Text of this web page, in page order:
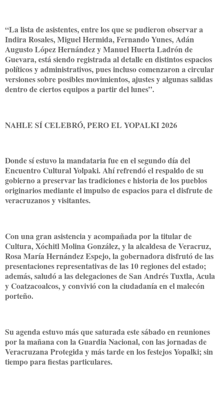
“La lista de asistentes, entre los que se pudieron observar a
Indira Rosales, Miguel Hermida, Fernando Yunes, Adán
Augusto López Hernández y Manuel Huerta Ladrón de
Guevara, está siendo registrada al detalle en distintos espacios
políticos y administrativos, pues incluso comenzaron a circular
versiones sobre posibles movimientos, ajustes y algunas salidas
dentro de ciertos equipos a partir del lunes”.
NAHLE SÍ CELEBRÓ, PERO EL YOPALKI 2026
Donde sí estuvo la mandataria fue en el segundo día del
Encuentro Cultural Yolpaki. Ahí refrendó el respaldo de su
gobierno a preservar las tradiciones e historia de los pueblos
originarios mediante el impulso de espacios para el disfrute de
veracruzanos y visitantes.
Con una gran asistencia y acompañada por la titular de
Cultura, Xóchitl Molina González, y la alcaldesa de Veracruz,
Rosa María Hernández Espejo, la gobernadora disfrutó de las
presentaciones representativas de las 10 regiones del estado;
además, saludó a las delegaciones de San Andrés Tuxtla, Acula
y Coatzacoalcos, y convivió con la ciudadanía en el malecón
porteño.
Su agenda estuvo más que saturada este sábado en reuniones
por la mañana con la Guardia Nacional, con las jornadas de
Veracruzana Protegida y más tarde en los festejos Yopalki; sin
tiempo para fiestas particulares.